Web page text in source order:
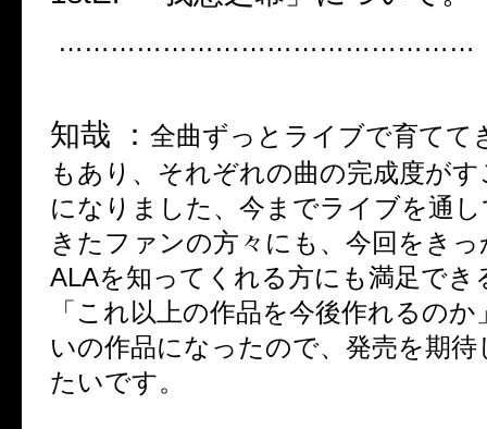
…………………………………………
知哉 ： 全曲ずっとライブで育てて
もあり、それぞれの曲の完成度が
になりました、今までライブを通
きたファンの方々にも、今回をき
ALAを知ってくれる方にも満足でき
「これ以上の作品を今後作れるの
いの作品になったので、発売を期
たいです。